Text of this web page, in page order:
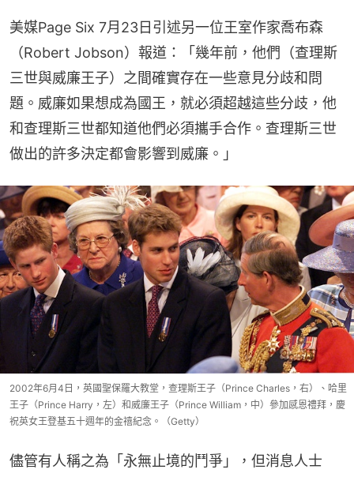
美媒Page Six 7月23日引述另一位王室作家喬布森
（Robert Jobson）報道：「幾年前，他們（查理斯
三世與威廉王子）之間確實存在一些意見分歧和問
題。威廉如果想成為國王，就必須超越這些分歧，他
和查理斯三世都知道他們必須攜手合作。查理斯三世
做出的許多決定都會影響到威廉。」
2002年6月4日，英國聖保羅大教堂，查理斯王子（Prince Charles，右）、哈里
王子（Prince Harry，左）和威廉王子（Prince William，中）參加感恩禮拜，慶
祝英女王登基五十週年的金禧紀念。（Getty）
儘管有人稱之為「永無止境的鬥爭」，但消息人士